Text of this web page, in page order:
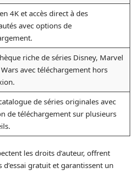
4K et accès direct à des
avec options de
riche de séries Disney, Marvel
avec téléchargement hors
de séries originales avec
de téléchargement sur plusieurs
les droits d’auteur, offrent
gratuit et garantissent un